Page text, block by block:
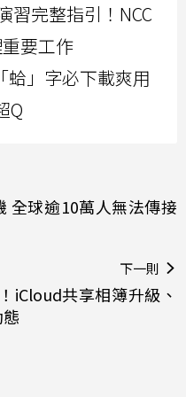
習完整指引！NCC
要工作
蛤」字必下載爽用
Q
全球逾10萬人無法傳接
下一則
iCloud共享相簿升級、